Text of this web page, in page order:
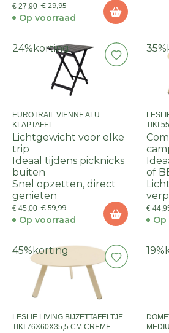
€ 27,90 € 29,95
Op voorraad
24% korting
EUROTRAIL VIENNE ALU
KLAPTAFEL
Lichtgewicht voor elke
trip
Ideaal tijdens picknicks
buiten
Snel opzetten, direct
genieten
€ 45,00 € 59,99
Op voorraad
35%
TIKI
of
€
Op
45% korting
LESLIE LIVING BIJZETTAFELTJE
TIKI 76X60X35,5 CM CREME
19%